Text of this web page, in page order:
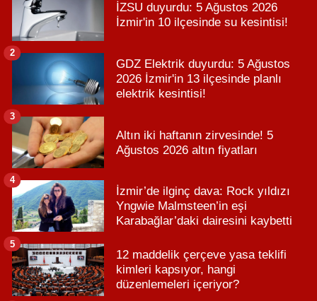
İZSU duyurdu: 5 Ağustos 2026
İzmir'in 10 ilçesinde su kesintisi!
GDZ Elektrik duyurdu: 5 Ağustos
2026 İzmir'in 13 ilçesinde planlı
elektrik kesintisi!
2
Altın iki haftanın zirvesinde! 5
Ağustos 2026 altın fiyatları
3
İzmir’de ilginç dava: Rock yıldızı
Yngwie Malmsteen’in eşi
Karabağlar’daki dairesini kaybetti
4
12 maddelik çerçeve yasa teklifi
kimleri kapsıyor, hangi
düzenlemeleri içeriyor?
5